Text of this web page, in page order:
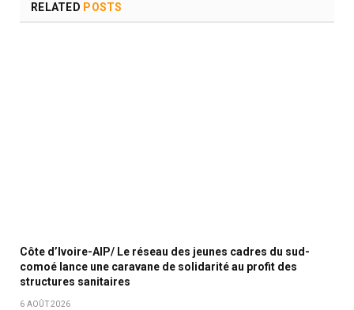
RELATED POSTS
Côte d’Ivoire-AIP/ Le réseau des jeunes cadres du sud-
comoé lance une caravane de solidarité au profit des
structures sanitaires
6 AOÛT 2026